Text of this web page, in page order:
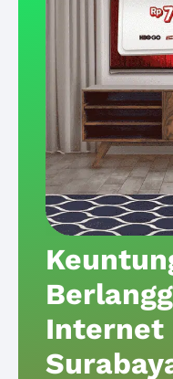
Internet